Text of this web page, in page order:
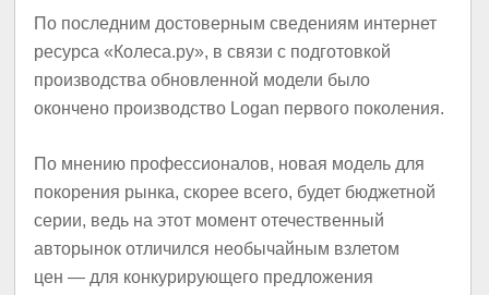
По последним достоверным сведениям интернет
ресурса «Колеса.ру», в связи с подготовкой
производства обновленной модели было
окончено производство Logan первого поколения.
По мнению профессионалов, новая модель для
покорения рынка, скорее всего, будет бюджетной
серии, ведь на этот момент отечественный
авторынок отличился необычайным взлетом
цен — для конкурирующего предложения